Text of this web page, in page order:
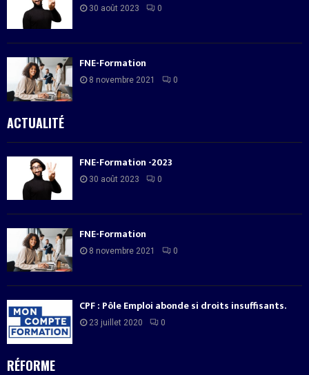
30 août 2023 0
FNE-Formation
8 novembre 2021 0
ACTUALITÉ
FNE-Formation -2023
30 août 2023 0
FNE-Formation
8 novembre 2021 0
CPF : Pôle Emploi abonde si droits insuffisants.
23 juillet 2020 0
RÉFORME